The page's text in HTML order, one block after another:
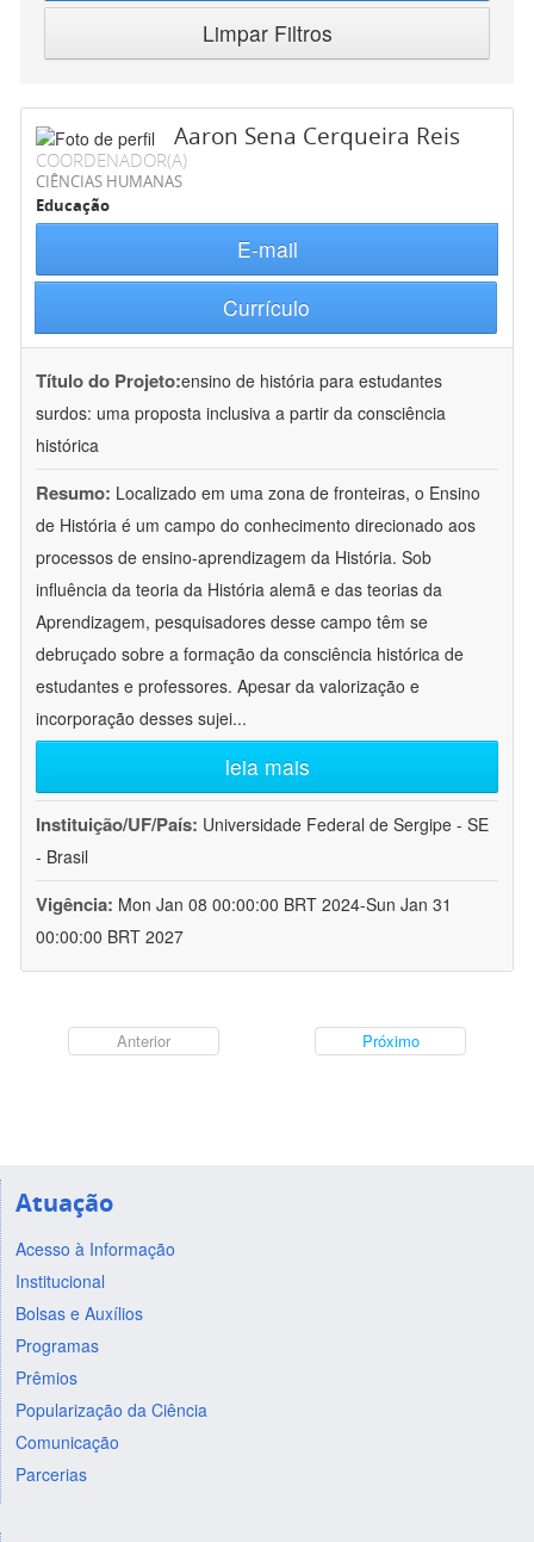
Limpar Filtros
Aaron Sena Cerqueira Reis
COORDENADOR(A)
CIÊNCIAS HUMANAS
Educação
E-mail
Currículo
Título do Projeto:ensino de história para estudantes
surdos: uma proposta inclusiva a partir da consciência
histórica
Resumo: Localizado em uma zona de fronteiras, o Ensino
de História é um campo do conhecimento direcionado aos
processos de ensino-aprendizagem da História. Sob
influência da teoria da História alemã e das teorias da
Aprendizagem, pesquisadores desse campo têm se
debruçado sobre a formação da consciência histórica de
estudantes e professores. Apesar da valorização e
incorporação desses sujei...
leia mais
Instituição/UF/País: Universidade Federal de Sergipe - SE
- Brasil
Vigência: Mon Jan 08 00:00:00 BRT 2024-Sun Jan 31
00:00:00 BRT 2027
Anterior Próximo
Atuação
Acesso à Informação
Institucional
Bolsas e Auxílios
Programas
Prêmios
Popularização da Ciência
Comunicação
Parcerias